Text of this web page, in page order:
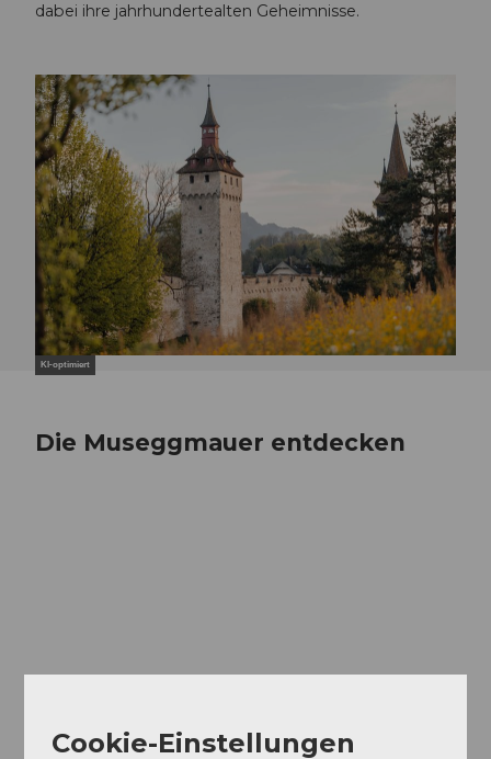
dabei ihre jahrhundertealten Geheimnisse.
KI-optimiert
Die Museggmauer entdecken
Cookie-Einstellungen